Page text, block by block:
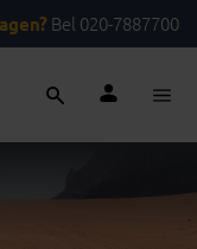
Bel 020-7887700